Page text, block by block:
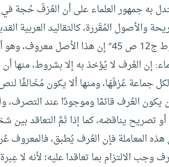
به جمهور العلماء على أن العُرْفَ حُجة
والأصول المُقَررة، كالتقاليد العربية
كتابه ” المبسوط ج12 ص 45″ إن هذا
إن العُرف لا يُؤخذ به إلا بشروط، منها
جماعة عُرْفَهَا، ومنها ألا يكون مُخَالفًا
أن يكون العُرف قائمًا وموجودًا عند التصرف،
أو تصريح يناقضه، كما إذا تَمَّ التعاقد
هذه المعاملة فإن العُرف يُطبق،
وجب الالتزام بما تعاقدا عليه؛ لأنه لا